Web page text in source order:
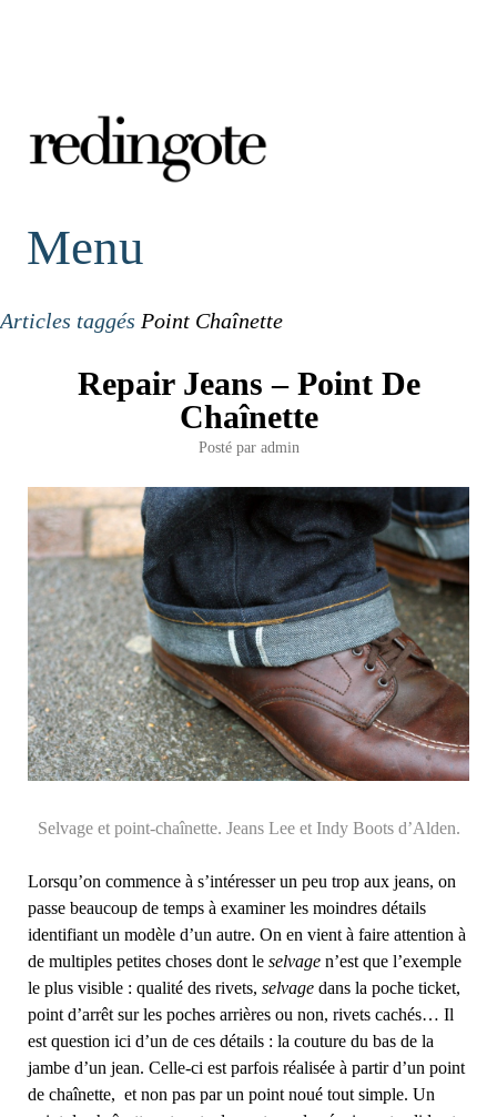
redingote.
Menu
Articles taggés Point Chaînette
Repair Jeans – Point De
Chaînette
Posté par admin
Selvage et point-chaînette. Jeans Lee et Indy Boots d’Alden.
Lorsqu’on commence à s’intéresser un peu trop aux jeans, on
passe beaucoup de temps à examiner les moindres détails
identifiant un modèle d’un autre. On en vient à faire attention à
de multiples petites choses dont le selvage n’est que l’exemple
le plus visible : qualité des rivets, selvage dans la poche ticket,
point d’arrêt sur les poches arrières ou non, rivets cachés… Il
est question ici d’un de ces détails : la couture du bas de la
jambe d’un jean. Celle-ci est parfois réalisée à partir d’un point
de chaînette, et non pas par un point noué tout simple. Un